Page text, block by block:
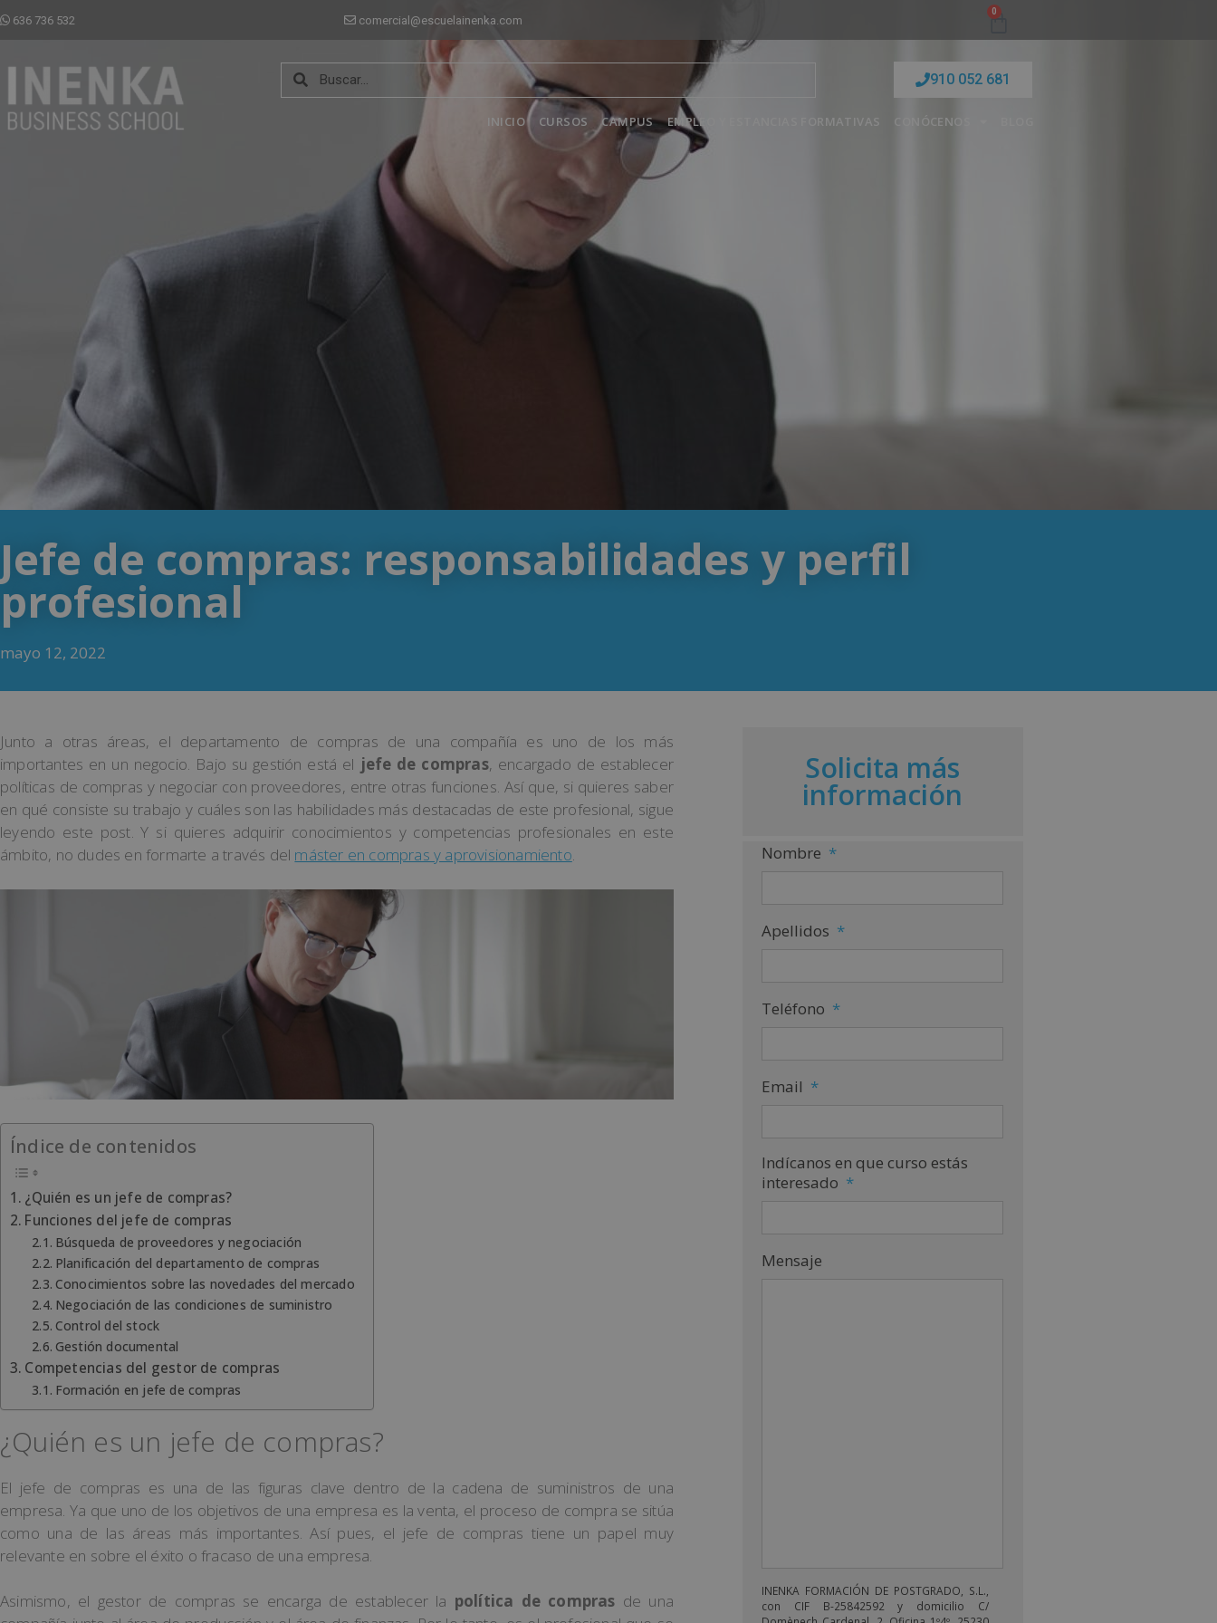
636 736 532 comercial@escuelainenka.com
0
910 052 681
INICIO CURSOS CAMPUS EMPLEO Y ESTANCIAS FORMATIVAS CONÓCENOS
Jefe de compras: responsabilidades y perfil
profesional
mayo 12, 2022
Junto a otras áreas, el departamento de compras de una compañía es uno de los más
importantes en un negocio. Bajo su gestión está el jefe de compras, encargado de establecer
políticas de compras y negociar con proveedores, entre otras funciones. Así que, si quieres saber
en qué consiste su trabajo y cuáles son las habilidades más destacadas de este profesional, sigue
leyendo este post. Y si quieres adquirir conocimientos y competencias profesionales en este
ámbito, no dudes en formarte a través del máster en compras y aprovisionamiento.
Índice de contenidos
¿Quién es un jefe de compras?
Funciones del jefe de compras
Búsqueda de proveedores y negociación
Planificación del departamento de compras
Conocimientos sobre las novedades del mercado
Negociación de las condiciones de suministro
Control del stock
Gestión documental
Competencias del gestor de compras
Formación en jefe de compras
¿Quién es un jefe de compras?
El jefe de compras es una de las figuras clave dentro de la cadena de suministros de una
empresa. Ya que uno de los objetivos de una empresa es la venta, el proceso de compra se sitúa
como una de las áreas más importantes. Así pues, el jefe de compras tiene un papel muy
relevante en sobre el éxito o fracaso de una empresa.
Asimismo, el gestor de compras se encarga de establecer la política de compras de una
Solicita más
información
Nombre *
Apellidos *
Teléfono *
Email *
Indícanos en que curso estás
interesado *
Mensaje
INENKA FORMACIÓN DE POSTGRADO, S.L.,
con CIF B-25842592 y domicilio C/